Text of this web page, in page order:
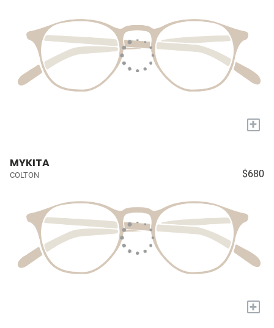
+
MYKITA
COLTON $680
+